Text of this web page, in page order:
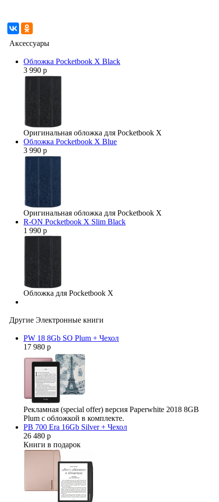
Аксессуары
Обложка Pocketbook X Black
3 990 р
Оригинальная обложка для Pocketbook X
Обложка Pocketbook X Blue
3 990 р
Оригинальная обложка для Pocketbook X
R-ON Pocketbook X Slim Black
1 990 р
Обложка для Pocketbook X
Другие Электронные книги
PW 18 8Gb SO Plum + Чехол
17 980 р
Рекламная (special offer) версия Paperwhite 2018 8GB
Plum с обложкой в комплекте.
PB 700 Era 16Gb Silver + Чехол
26 480 р
Книги в подарок